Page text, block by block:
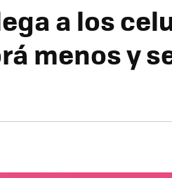
a los
menos y